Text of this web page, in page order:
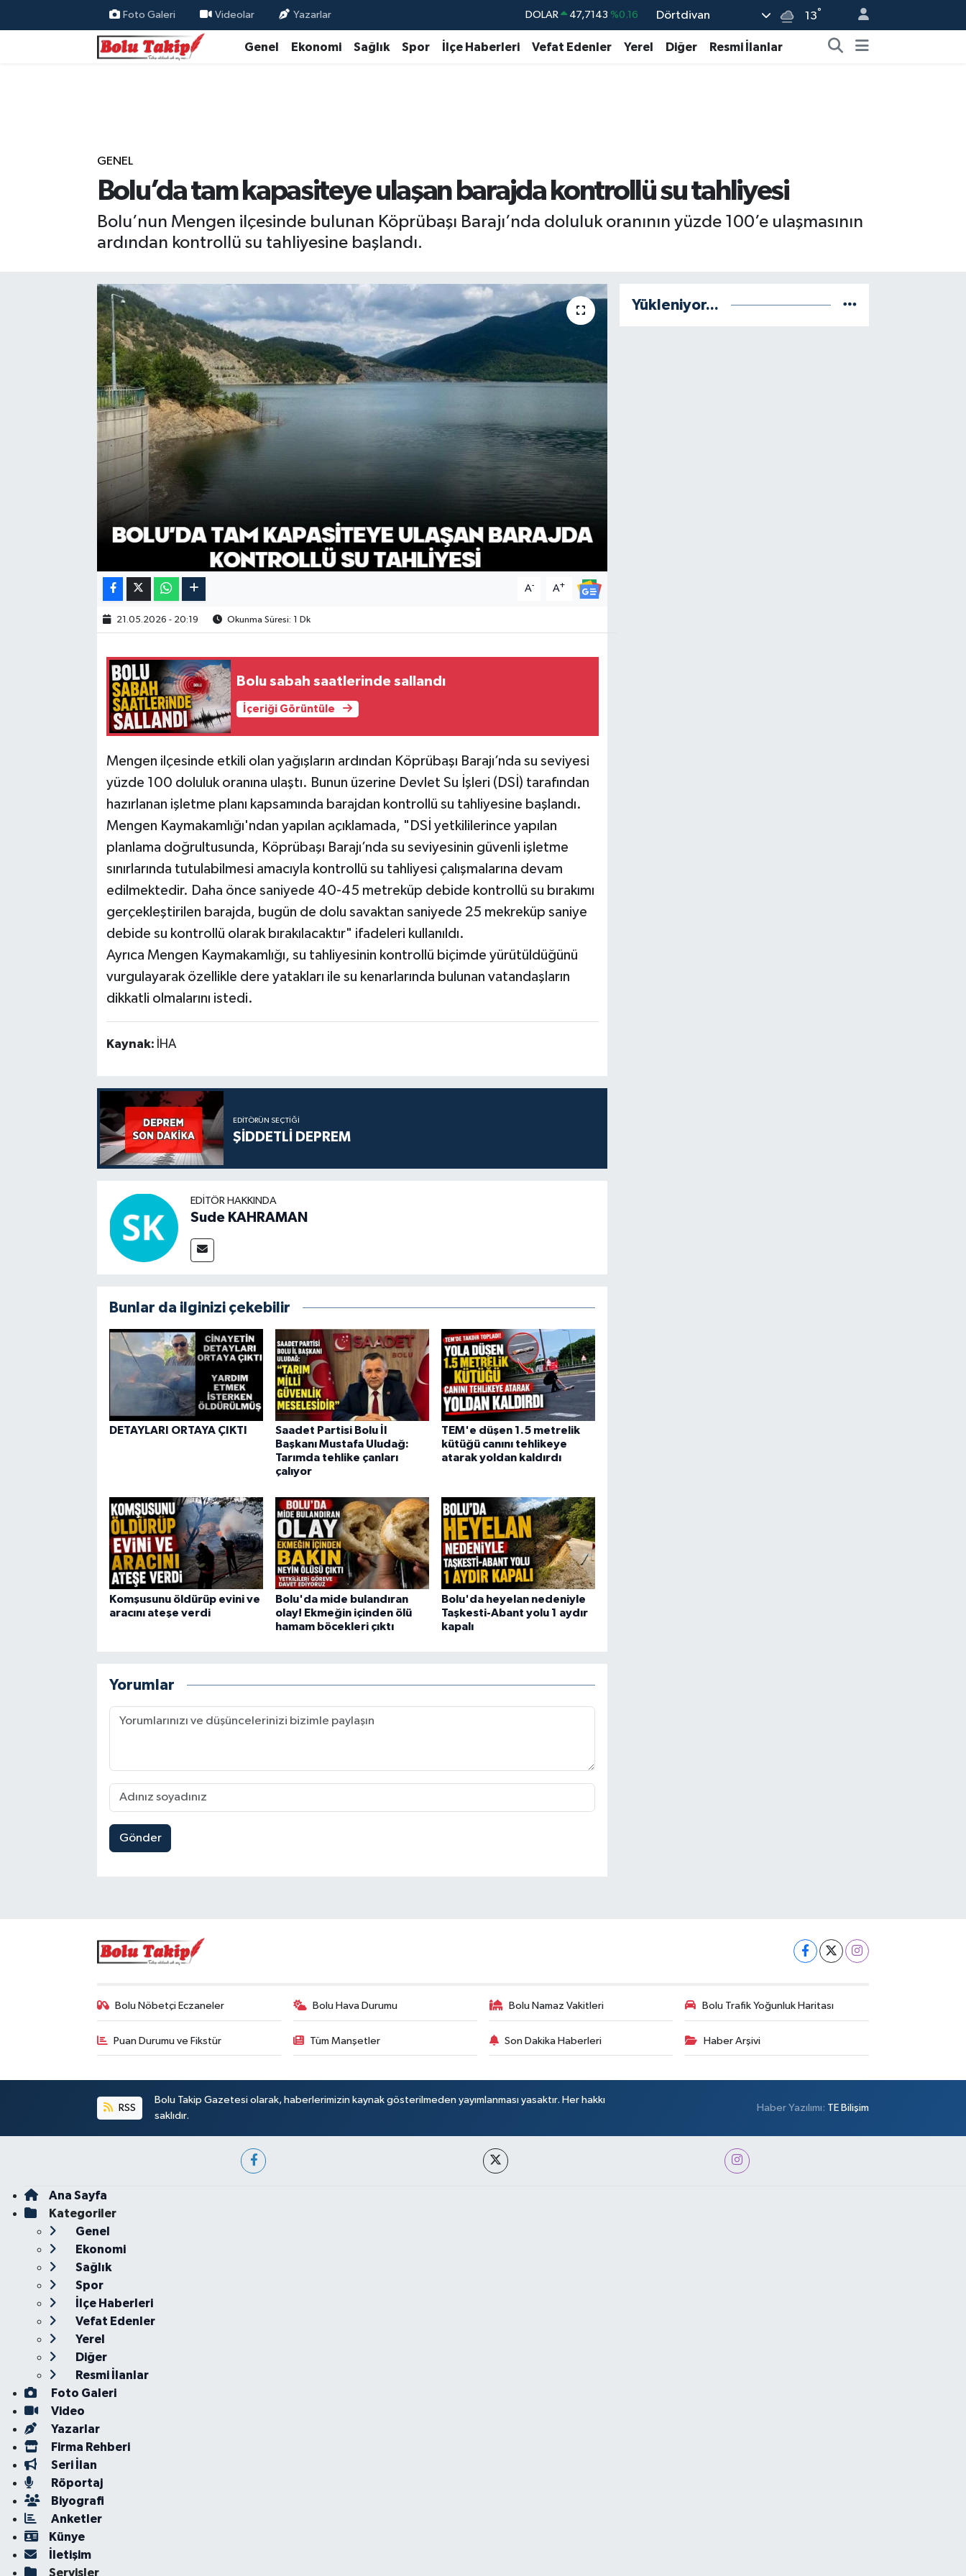
Foto Galeri Videolar Yazarlar DOLAR 47,7143 %0.16
EURO 55,0317 %-0.02
Dörtdivan 13°
Genel Ekonomi Sağlık Spor İlçe Haberleri Vefat Edenler Yerel Diğer Resmi İlanlar
GENEL
Bolu’da tam kapasiteye ulaşan barajda kontrollü su tahliyesi
Bolu’nun Mengen ilçesinde bulunan Köprübaşı Barajı’nda doluluk oranının yüzde 100’e ulaşmasının
ardından kontrollü su tahliyesine başlandı.
A- A+
21.05.2026 - 20:19 Okunma Süresi: 1 Dk
Bolu sabah saatlerinde sallandı
İçeriği Görüntüle
Mengen ilçesinde etkili olan yağışların ardından Köprübaşı Barajı’nda su seviyesi
yüzde 100 doluluk oranına ulaştı. Bunun üzerine Devlet Su İşleri (DSİ) tarafından
hazırlanan işletme planı kapsamında barajdan kontrollü su tahliyesine başlandı.
Mengen Kaymakamlığı'ndan yapılan açıklamada, "DSİ yetkililerince yapılan
planlama doğrultusunda, Köprübaşı Barajı’nda su seviyesinin güvenli işletme
sınırlarında tutulabilmesi amacıyla kontrollü su tahliyesi çalışmalarına devam
edilmektedir. Daha önce saniyede 40-45 metreküp debide kontrollü su bırakımı
gerçekleştirilen barajda, bugün de dolu savaktan saniyede 25 mekreküp saniye
debide su kontrollü olarak bırakılacaktır" ifadeleri kullanıldı.
Ayrıca Mengen Kaymakamlığı, su tahliyesinin kontrollü biçimde yürütüldüğünü
vurgulayarak özellikle dere yatakları ile su kenarlarında bulunan vatandaşların
dikkatli olmalarını istedi.
Kaynak: İHA
EDITÖRÜN SEÇTIĞI
ŞİDDETLİ DEPREM
EDITÖR HAKKINDA
Sude KAHRAMAN
Bunlar da ilginizi çekebilir
DETAYLARI ORTAYA ÇIKTI
Saadet Partisi Bolu İl
Başkanı Mustafa Uludağ:
Tarımda tehlike çanları
çalıyor
TEM'e düşen 1.5 metrelik
kütüğü canını tehlikeye
atarak yoldan kaldırdı
Komşusunu öldürüp evini ve
aracını ateşe verdi
Bolu'da mide bulandıran
olay! Ekmeğin içinden ölü
hamam böcekleri çıktı
Bolu'da heyelan nedeniyle
Taşkesti-Abant yolu 1 aydır
kapalı
Yorumlar
Gönder
Yükleniyor...
Bolu Nöbetçi Eczaneler Bolu Hava Durumu Bolu Namaz Vakitleri Bolu Trafik Yoğunluk Haritası
Puan Durumu ve Fikstür Tüm Manşetler Son Dakika Haberleri Haber Arşivi
RSS
Bolu Takip Gazetesi olarak, haberlerimizin kaynak gösterilmeden yayımlanması yasaktır. Her hakkı
saklıdır.
Haber Yazılımı: TE Bilişim
Ana Sayfa
Kategoriler
Genel
Ekonomi
Sağlık
Spor
İlçe Haberleri
Vefat Edenler
Yerel
Diğer
Resmi İlanlar
Foto Galeri
Video
Yazarlar
Firma Rehberi
Seri İlan
Röportaj
Biyografi
Anketler
Künye
İletişim
Servisler